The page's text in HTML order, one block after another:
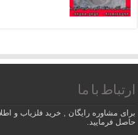
ارتباط با ما
برای مشاوره رایگان , خرید فلزیاب و
حاصل فرمایید.